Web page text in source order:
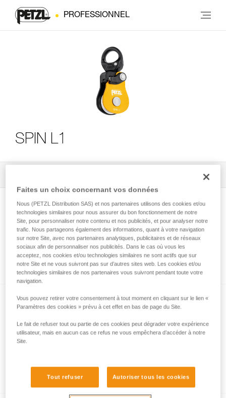
PROFESSIONNEL
SPIN L1
Comment calculer le rapport de mouflage
cordelettes de petit diamètre
Faites un choix concernant vos données
Nous (PETZL Distribution SAS) et nos partenaires utilisons des cookies et/ou
technologies similaires pour nous assurer du bon fonctionnement de notre
Site, pour personnaliser notre contenu et nos publicités, et pour analyser notre
trafic. Nous partageons également des informations, quant à votre navigation
sur notre Site, avec nos partenaires analytiques, publicitaires et de réseaux
sociaux afin de personnaliser nos publicités. Dans le cas où vous les
acceptez, nos cookies et/ou technologies similaires ne sont actifs que sur
notre Site et ne vous suivront pas sur d’autres sites web. Les cookies et/ou
technologies similaires de nos partenaires vous suivront pendant toute votre
navigation.
Vous pouvez retirer votre consentement à tout moment en cliquant sur le lien «
Paramètres des cookies » prévu à cet effet en bas de page du Site.
Le fait de refuser tout ou partie de ces cookies peut dégrader votre expérience
utilisateur, mais en aucun cas ce refus ne vous empêchera d’accéder à notre
Site.
Tout refuser Autoriser tous les cookies